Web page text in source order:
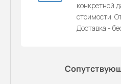
конкретной
стоимости.
Доставка -